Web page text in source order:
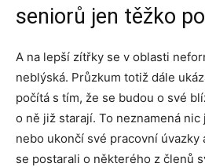
seniorů jen těžko
A na lepší zítřky se v oblasti
neblýská. Průzkum totiž dále
počítá s tím, že se budou o své
o ně již starají. To neznamená
nebo ukončí své pracovní úvazky
se postarali o některého z členů